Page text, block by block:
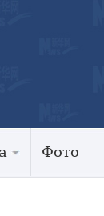
Фото